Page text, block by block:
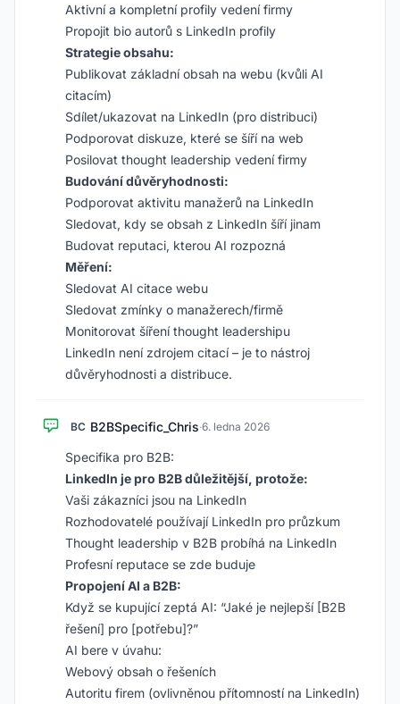
Aktivní a kompletní profily vedení firmy
Propojit bio autorů s LinkedIn profily
Strategie obsahu:
Publikovat základní obsah na webu (kvůli AI
citacím)
Sdílet/ukazovat na LinkedIn (pro distribuci)
Podporovat diskuze, které se šíří na web
Posilovat thought leadership vedení firmy
Budování důvěryhodnosti:
Podporovat aktivitu manažerů na LinkedIn
Sledovat, kdy se obsah z LinkedIn šíří jinam
Budovat reputaci, kterou AI rozpozná
Měření:
Sledovat AI citace webu
Sledovat zmínky o manažerech/firmě
Monitorovat šíření thought leadershipu
LinkedIn není zdrojem citací – je to nástroj
důvěryhodnosti a distribuce.
BC B2BSpecific_Chris·6. ledna 2026
Specifika pro B2B:
LinkedIn je pro B2B důležitější, protože:
Vaši zákazníci jsou na LinkedIn
Rozhodovatelé používají LinkedIn pro průzkum
Thought leadership v B2B probíhá na LinkedIn
Profesní reputace se zde buduje
Propojení AI a B2B:
Když se kupující zeptá AI: “Jaké je nejlepší [B2B
řešení] pro [potřebu]?”
AI bere v úvahu:
Webový obsah o řešeních
Autoritu firem (ovlivněnou přítomností na LinkedIn)